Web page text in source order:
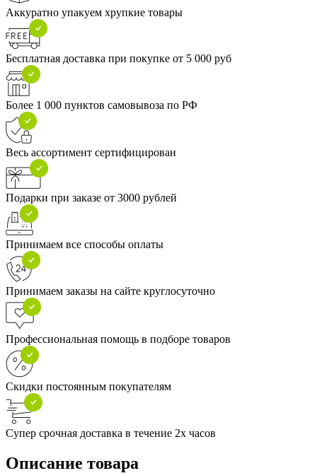
Аккуратно упакуем хрупкие товары
Бесплатная доставка при покупке от 5 000 руб
Более 1 000 пунктов самовывоза по РФ
Весь ассортимент сертифицирован
Подарки при заказе от 3000 рублей
Принимаем все способы оплаты
Принимаем заказы на сайте круглосуточно
Профессиональная помощь в подборе товаров
Скидки постоянным покупателям
Супер срочная доставка в течение 2х часов
Описание товара